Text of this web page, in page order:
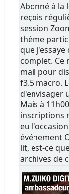
Abonné à la
reçois
session
thème
que
complet. Ce
mail pour
f3.5 macro.
d'envisager
Mais à
inscriptions
eu
événement
lit, est-ce
archives de